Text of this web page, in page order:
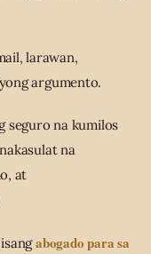
larawan,
argumento.
seguro na kumilos
na
at
abogado para sa